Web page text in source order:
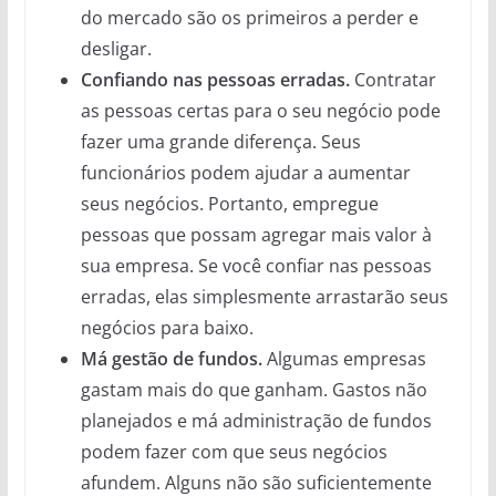
do mercado são os primeiros a perder e
desligar.
Confiando nas pessoas erradas. Contratar
as pessoas certas para o seu negócio pode
fazer uma grande diferença. Seus
funcionários podem ajudar a aumentar
seus negócios. Portanto, empregue
pessoas que possam agregar mais valor à
sua empresa. Se você confiar nas pessoas
erradas, elas simplesmente arrastarão seus
negócios para baixo.
Má gestão de fundos.Algumas empresas
gastam mais do que ganham. Gastos não
planejados e má administração de fundos
podem fazer com que seus negócios
afundem. Alguns não são suficientemente